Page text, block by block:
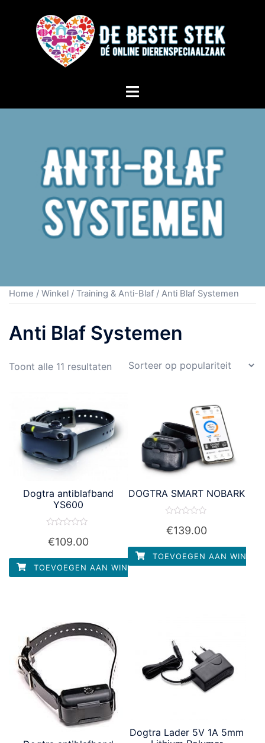
Home / Winkel / Training & Anti-Blaf / Anti Blaf Systemen
Anti Blaf Systemen
Toont alle 11 resultaten
Dogtra antiblafband
YS600
0
5
€109.00
TOEVOEGEN AAN WINKELWAGEN
DOGTRA SMART NOBARK
0
5
€139.00
TOEVOEGEN AAN
Dogtra Lader 5V 1A 5mm